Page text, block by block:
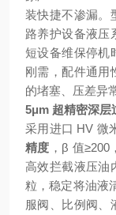
装快捷不渗漏。
路养护设备液压
短设备维保停机
刚需，配件通用
的堵塞、压差异
5μm 超精密深层
采用进口 HV 微
精度 ，β 值≥200
高效拦截液压油
粒，稳定将油液
服阀、比例阀、